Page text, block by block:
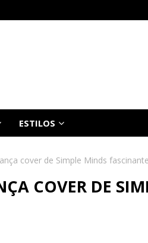
ESTILOS
cover de Simple Minds
COVER DE